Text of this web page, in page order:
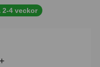
2-4 veckor